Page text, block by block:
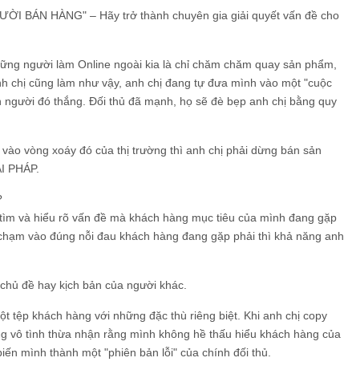
BÁN HÀNG" – Hãy trở thành chuyên gia giải quyết vấn đề cho
người làm Online ngoài kia là chỉ chăm chăm quay sản phẩm,
chị cũng làm như vậy, anh chị đang tự đưa mình vào một "cuộc
đó thắng. Đối thủ đã mạnh, họ sẽ đè bẹp anh chị bằng quy
vòng xoáy đó của thị trường thì anh chị phải dừng bán sản
PHÁP.
và hiểu rõ vấn đề mà khách hàng mục tiêu của mình đang gặp
vào đúng nỗi đau khách hàng đang gặp phải thì khả năng anh
đề hay kịch bản của người khác.
tệp khách hàng với những đặc thù riêng biệt. Khi anh chị copy
vô tình thừa nhận rằng mình không hề thấu hiểu khách hàng của
mình thành một "phiên bản lỗi" của chính đối thủ.